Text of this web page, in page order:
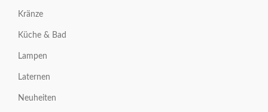
Kränze
Küche & Bad
Lampen
Laternen
Neuheiten